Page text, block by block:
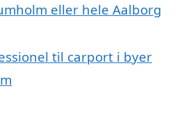
eller hele Aalborg
til carport i byer